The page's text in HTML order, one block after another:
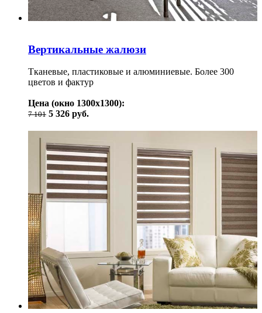
Вертикальные жалюзи
Тканевые, пластиковые и алюминиевые. Более 300
цветов и фактур
Цена (окно 1300х1300):
7 101 5 326 руб.